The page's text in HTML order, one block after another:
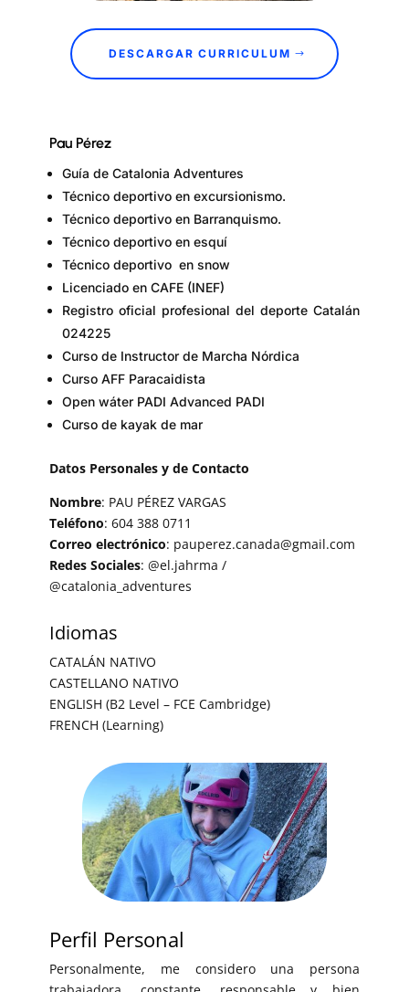
DESCARGAR CURRICULUM
Pau Pérez
Guía de Catalonia Adventures
Técnico deportivo en excursionismo.
Técnico deportivo en Barranquismo.
Técnico deportivo en esquí
Técnico deportivo en snow
Licenciado en CAFE (INEF)
Registro oficial profesional del deporte Catalán
024225
Curso de Instructor de Marcha Nórdica
Curso AFF Paracaidista
Open wáter PADI Advanced PADI
Curso de kayak de mar
Datos Personales y de Contacto
Nombre: PAU PÉREZ VARGAS
Teléfono: 604 388 0711
Correo electrónico: pauperez.canada@gmail.com
Redes Sociales: @el.jahrma /
@catalonia_adventures
Idiomas
CATALÁN NATIVO
CASTELLANO NATIVO
ENGLISH (B2 Level – FCE Cambridge)
FRENCH (Learning)
Perfil Personal
Personalmente, me considero una persona